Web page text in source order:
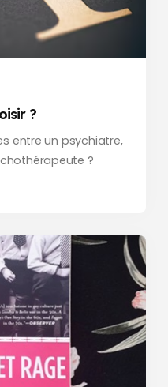
?
entre un psychiatre,
?